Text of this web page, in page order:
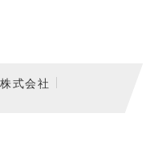
式会社